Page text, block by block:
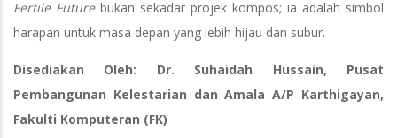
Fertile Future bukan sekadar projek kompos; ia adalah simbol
harapan untuk masa depan yang lebih hijau dan subur.
Disediakan Oleh: Dr. Suhaidah Hussain, Pusat
Pembangunan Kelestarian dan Amala A/P Karthigayan,
Fakulti Komputeran (FK)